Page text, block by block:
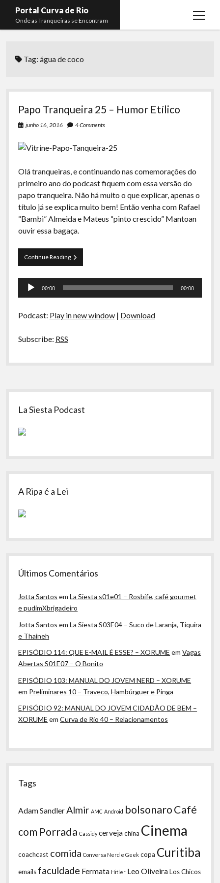
Portal Curva de Rio
Onde as Tranqueiras se Encontram
open
menu
Curva de Rio
Komos
Boca do Lixo
Rachão na Beira do RIo
Arquivo CDR
Papo Tranqueira
A Ripa É a Lei
Preliminares
Membros
Mateus Mantoan
Rafael Almeida
Tag:água de coco
Papo Tranqueira 25 – Humor Etílico
junho 16, 2016 4 Comments
Olá tranqueiras, e continuando nas comemorações do
primeiro ano do podcast fiquem com essa versão do
papo tranqueira. Não há muito o que explicar, apenas o
título já se explica muito bem! Então venha com Rafael
“Bambi” Almeida e Mateus “pinto crescido” Mantoan
ouvir essa bagaça.
Continue ReadingPapo
Tranqueira
Humor
Tocador
00:00 00:00
Podcast: Play in new window| Download
Subscribe: RSS
Sidebar
La Siesta Podcast
A Ripa é a Lei
Últimos Comentários
Jotta Santos emLa Siesta s01e01 – Rosbife, café gourmet
e pudimXbrigadeiro
Jotta Santos emLa Siesta S03E04 – Suco de Laranja, Tiquira
e Thaineh
EPISÓDIO 114: QUE E-MAIL É ESSE? – XORUME emVagas
Abertas S01E07 – O Bonito
EPISÓDIO 103: MANUAL DO JOVEM NERD – XORUME
em Preliminares 10 – Traveco, Hambúrguer e Pinga
EPISÓDIO 92: MANUAL DO JOVEM CIDADÃO DE BEM –
XORUME emCurva de Rio 40 – Relacionamentos
Tags
Adam Sandler Almir AMC Android bolsonaroCafé
com Porrada Cassidy cervejachina Cinema
coachcast comida Conversa Nerd e Geek copa Curitiba
emails faculdade Fermata Hitler Leo OliveiraLos Chicos